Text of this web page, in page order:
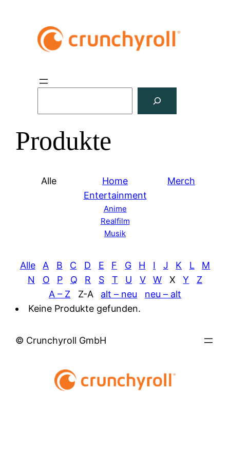
h
e
Produkte
Alle
Home
Entertainment
Anime
Realfilm
Musik
Merch
Alle A B C D E F G H I J K L
M
N
O P Q R S T U V W X Y
Z
A – Z
Z-A alt – neu
neu – alt
Keine Produkte gefunden.
© Crunchyroll GmbH